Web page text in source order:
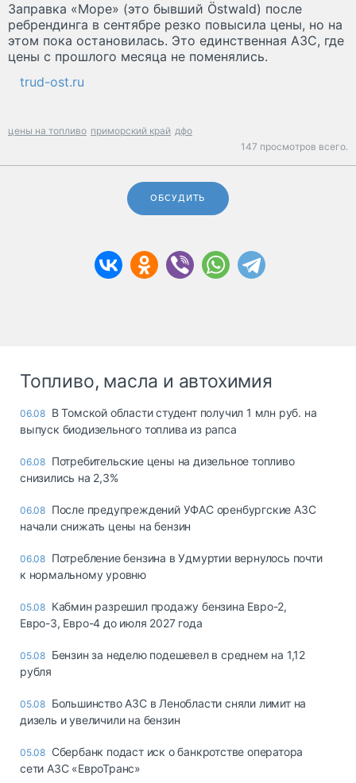
Заправка «Море» (это бывший Östwald) после
ребрендинга в сентябре резко повысила цены, но на
этом пока остановилась. Это единственная АЗС, где
цены с прошлого месяца не поменялись.
trud-ost.ru
цены на топливо приморский край дфо
147 просмотров всего.
ОБСУДИТЬ
Топливо, масла и автохимия
06.08 В Томской области студент получил 1 млн руб. на
выпуск биодизельного топлива из рапса
06.08 Потребительские цены на дизельное топливо
снизились на 2,3%
06.08 После предупреждений УФАС оренбургские АЗС
начали снижать цены на бензин
06.08 Потребление бензина в Удмуртии вернулось почти
к нормальному уровню
05.08 Кабмин разрешил продажу бензина Евро-2,
Евро-3, Евро-4 до июля 2027 года
05.08 Бензин за неделю подешевел в среднем на 1,12
рубля
05.08 Большинство АЗС в Ленобласти сняли лимит на
дизель и увеличили на бензин
05.08 Сбербанк подаст иск о банкротстве оператора
сети АЗС «ЕвроТранс»